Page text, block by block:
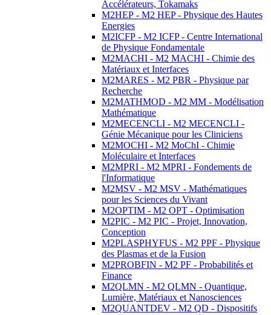
Accélérateurs, Tokamaks
M2HEP - M2 HEP - Physique des Hautes
Energies
M2ICFP - M2 ICFP - Centre International
de Physique Fondamentale
M2MACHI - M2 MACHI - Chimie des
Matériaux et Interfaces
M2MARES - M2 PBR - Physique par
Recherche
M2MATHMOD - M2 MM - Modélisation
Mathématique
M2MECENCLI - M2 MECENCLI -
Génie Mécanique pour les Cliniciens
M2MOCHI - M2 MoChI - Chimie
Moléculaire et Interfaces
M2MPRI - M2 MPRI - Fondements de
l'Informatique
M2MSV - M2 MSV - Mathématiques
pour les Sciences du Vivant
M2OPTIM - M2 OPT - Optimisation
M2PIC - M2 PIC - Projet, Innovation,
Conception
M2PLASPHYFUS - M2 PPF - Physique
des Plasmas et de la Fusion
M2PROBFIN - M2 PF - Probabilités et
Finance
M2QLMN - M2 QLMN - Quantique,
Lumière, Matériaux et Nanosciences
M2QUANTDEV - M2 QD - Dispositifs